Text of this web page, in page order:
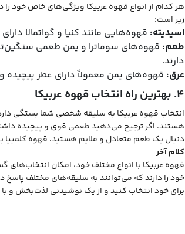
هر کدام از انواع قهوه عربیکا ویژگی‌های خاص خود
زیر است:
اسیدیته: قهوه‌هایی مانند کنیا و گواتمالا
طعم: قهوه‌های سوماترا و یمن طعمی
دارند.
عرق: قهوه‌های یمن معمولاً دارای عطر پیچیده
۴. بهترین راه انتخاب قهوه عربیکا
انتخاب قهوه عربیکا به سلیقه شخصی شما بستگی
هستند. اگر ترجیح می‌دهید طعمی قوی و پیچیده
دنبال یک طعم متعادل و ملایم هستید، قهوه کلمبیا
کلام آخر
قهوه عربیکا با انواع مختلف خود، امکان
خود را دارند که می‌توانند به سلیقه‌های مختلف پاسخ
برای خود انتخاب کنید و از یک نوشیدنی لذت‌بخش و با